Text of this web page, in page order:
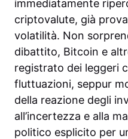
immediatamente
criptovalute, già
volatilità. Non
dibattito, Bitcoin e
registrato dei leggeri
fluttuazioni, seppur
della reazione degli
all’incertezza e alla
politico esplicito per